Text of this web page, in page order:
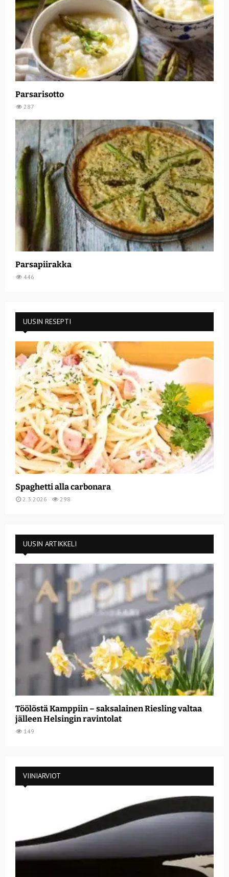
Parsarisotto
287
Parsapiirakka
446
UUSIN RESEPTI
Spaghetti alla carbonara
2.3.2026 298
UUSIN ARTIKKELI
Töölöstä Kamppiin – saksalainen Riesling valtaa
jälleen Helsingin ravintolat
149
VIINIARVIOT